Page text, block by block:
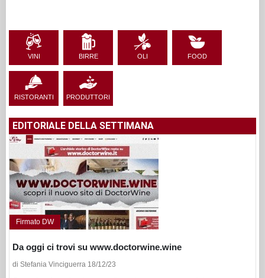
VINI BIRRE OLI FOOD
RISTORANTI PRODUTTORI
EDITORIALE DELLA SETTIMANA
Firmato DW
Da oggi ci trovi su www.doctorwine.wine
di Stefania Vinciguerra 18/12/23